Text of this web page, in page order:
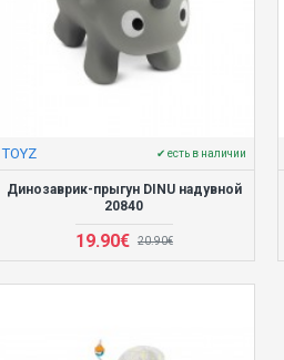
TOYZ ✔ есть в наличии
Динозаврик-прыгун DINU надувной
20840
19.90€ 20.90€